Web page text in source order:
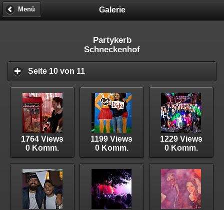
Galerie
Menü
Partykerb
Schneckenhof
Seite 10 von 11
1764 Views
0 Komm.
1199 Views
0 Komm.
1229 Views
0 Komm.